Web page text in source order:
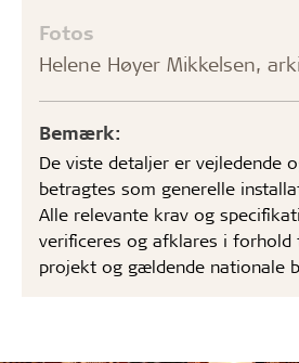
Fotos
Helene Høyer Mikkelsen,
Bemærk:
De viste detaljer er vejledende
betragtes som generelle
Alle relevante krav og
verificeres og afklares i
projekt og gældende nationale